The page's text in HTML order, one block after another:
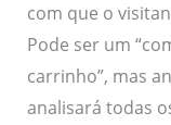
com que o
Pode ser um
carrinho”, mas
analisará todas